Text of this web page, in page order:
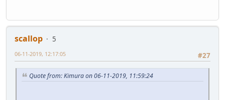
scallop
5
#27
06-11-2019, 12:17:05
Quote from: Kimura on 06-11-2019, 11:59:24